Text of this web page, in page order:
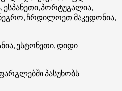
ესპანეთი, პორტუგალია,
ჩრდილოეთ მაკედონია,
ესტონეთი, დიდი
პასუხობს